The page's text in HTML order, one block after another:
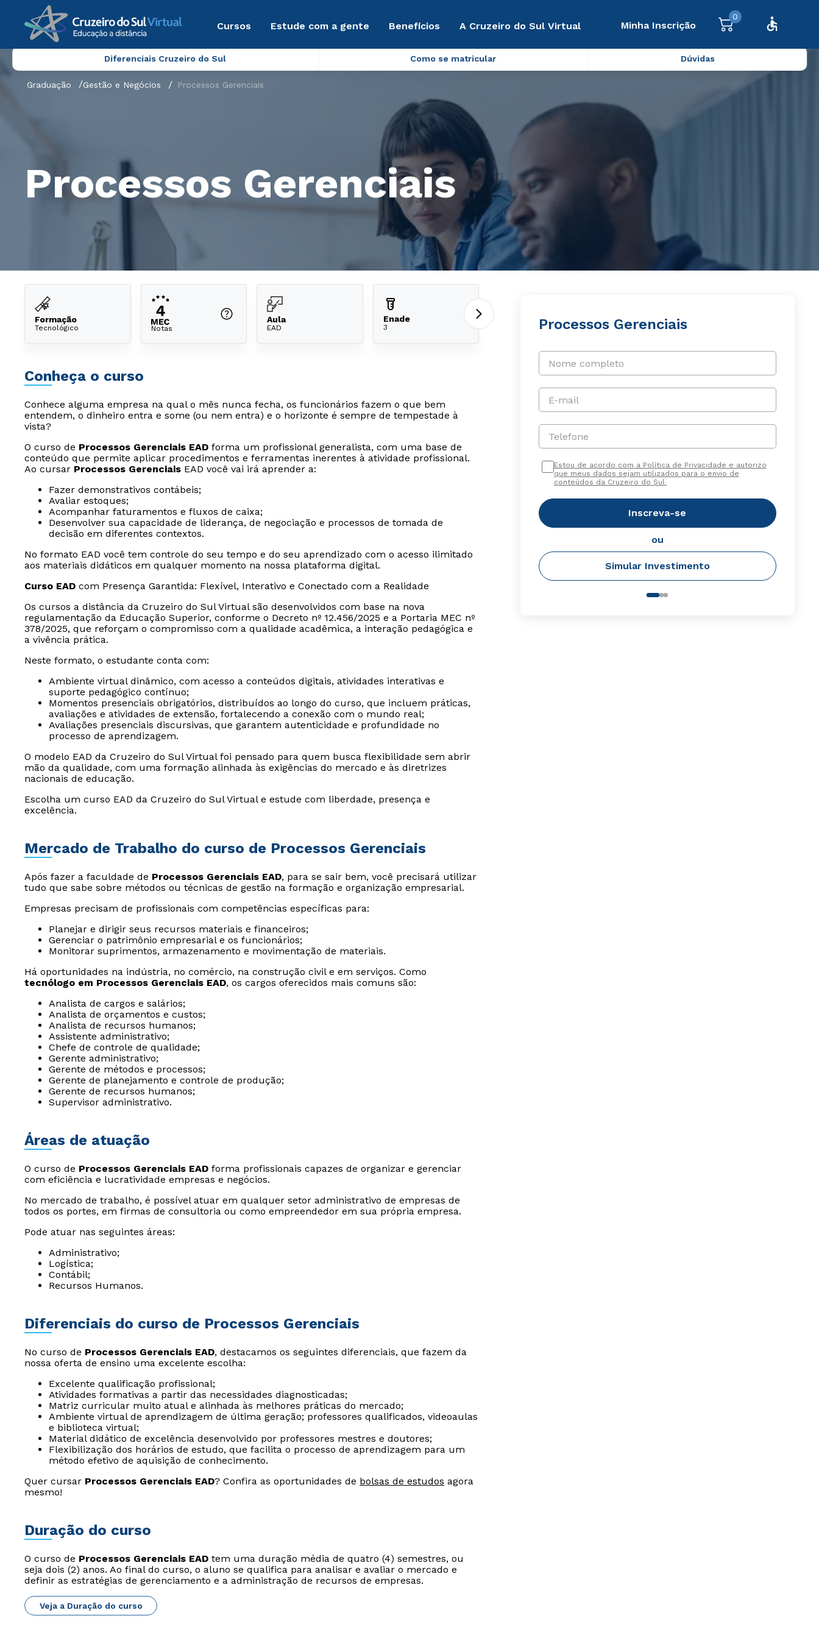
Cursos Estude com a gente Benefícios A Cruzeiro do Sul Virtual Minha Inscrição
0
Diferenciais Cruzeiro do Sul Como se matricular Dúvidas
Graduação Gestão e Negócios Processos Gerenciais
Processos Gerenciais
Formação
Tecnológico Notas
Aula
EAD
Enade
3
Conheça o curso
Conhece alguma empresa na qual o mês nunca fecha, os funcionários fazem o que bem
entendem, o dinheiro entra e some (ou nem entra) e o horizonte é sempre de tempestade à
vista?
O curso de Processos Gerenciais EAD forma um profissional generalista, com uma base de
conteúdo que permite aplicar procedimentos e ferramentas inerentes à atividade profissional.
Ao cursar Processos Gerenciais EAD você vai irá aprender a:
Fazer demonstrativos contábeis;
Avaliar estoques;
Acompanhar faturamentos e fluxos de caixa;
Desenvolver sua capacidade de liderança, de negociação e processos de tomada de
decisão em diferentes contextos.
No formato EAD você tem controle do seu tempo e do seu aprendizado com o acesso ilimitado
aos materiais didáticos em qualquer momento na nossa plataforma digital.
Curso EAD com Presença Garantida: Flexível, Interativo e Conectado com a Realidade
Os cursos a distância da Cruzeiro do Sul Virtual são desenvolvidos com base na nova
regulamentação da Educação Superior, conforme o Decreto nº 12.456/2025 e a Portaria MEC nº
378/2025, que reforçam o compromisso com a qualidade acadêmica, a interação pedagógica e
a vivência prática.
Neste formato, o estudante conta com:
Ambiente virtual dinâmico, com acesso a conteúdos digitais, atividades interativas e
suporte pedagógico contínuo;
Momentos presenciais obrigatórios, distribuídos ao longo do curso, que incluem práticas,
avaliações e atividades de extensão, fortalecendo a conexão com o mundo real;
Avaliações presenciais discursivas, que garantem autenticidade e profundidade no
processo de aprendizagem.
O modelo EAD da Cruzeiro do Sul Virtual foi pensado para quem busca flexibilidade sem abrir
mão da qualidade, com uma formação alinhada às exigências do mercado e às diretrizes
nacionais de educação.
Escolha um curso EAD da Cruzeiro do Sul Virtual e estude com liberdade, presença e
excelência.
Mercado de Trabalho do curso de Processos Gerenciais
Após fazer a faculdade de Processos Gerenciais EAD, para se sair bem, você precisará utilizar
tudo que sabe sobre métodos ou técnicas de gestão na formação e organização empresarial.
Empresas precisam de profissionais com competências específicas para:
Planejar e dirigir seus recursos materiais e financeiros;
Gerenciar o patrimônio empresarial e os funcionários;
Monitorar suprimentos, armazenamento e movimentação de materiais.
Há oportunidades na indústria, no comércio, na construção civil e em serviços. Como
tecnólogo em Processos Gerenciais EAD, os cargos oferecidos mais comuns são:
Analista de cargos e salários;
Analista de orçamentos e custos;
Analista de recursos humanos;
Assistente administrativo;
Chefe de controle de qualidade;
Gerente administrativo;
Gerente de métodos e processos;
Gerente de planejamento e controle de produção;
Gerente de recursos humanos;
Supervisor administrativo.
Áreas de atuação
O curso de Processos Gerenciais EAD forma profissionais capazes de organizar e gerenciar
com eficiência e lucratividade empresas e negócios.
No mercado de trabalho, é possível atuar em qualquer setor administrativo de empresas de
todos os portes, em firmas de consultoria ou como empreendedor em sua própria empresa.
Pode atuar nas seguintes áreas:
Administrativo;
Logística;
Contábil;
Recursos Humanos.
Diferenciais do curso de Processos Gerenciais
No curso de Processos Gerenciais EAD, destacamos os seguintes diferenciais, que fazem da
nossa oferta de ensino uma excelente escolha:
Excelente qualificação profissional;
Atividades formativas a partir das necessidades diagnosticadas;
Matriz curricular muito atual e alinhada às melhores práticas do mercado;
Ambiente virtual de aprendizagem de última geração; professores qualificados, videoaulas
e biblioteca virtual;
Material didático de excelência desenvolvido por professores mestres e doutores;
Flexibilização dos horários de estudo, que facilita o processo de aprendizagem para um
método efetivo de aquisição de conhecimento.
Quer cursar Processos Gerenciais EAD? Confira as oportunidades de bolsas de estudos agora
mesmo!
Duração do curso
O curso de Processos Gerenciais EAD tem uma duração média de quatro (4) semestres, ou
seja dois (2) anos. Ao final do curso, o aluno se qualifica para analisar e avaliar o mercado e
definir as estratégias de gerenciamento e a administração de recursos de empresas.
Veja a Duração do curso
Processos Gerenciais
Nome completo
E-mail
Telefone
Estou de acordo com a Política de Privacidade e autorizo
que meus dados sejam utilizados para o envio de
conteúdos da Cruzeiro do Sul.
Inscreva-se
ou
Simular Investimento
Estou de acordo com aPolítica de Privacidade.
envio de conteúdos da Cruzeiro do Sul.
Estou de acordo com aPolítica de Privacidade.
envio de conteúdos da Cruzeiro do Sul.